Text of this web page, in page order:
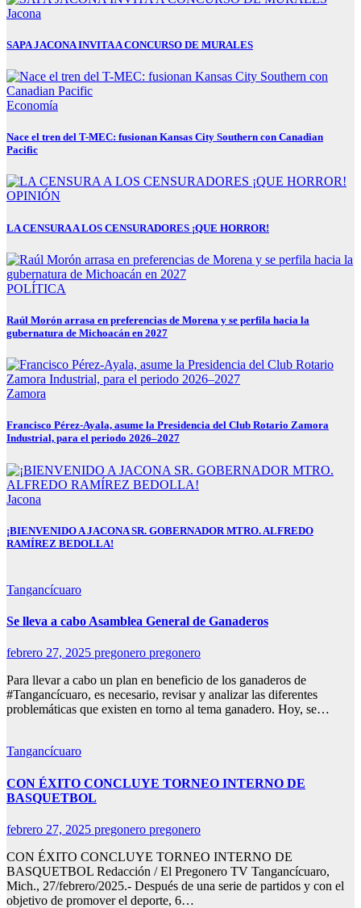
Jacona
SAPA JACONA INVITA A CONCURSO DE MURALES
Economía
Nace el tren del T-MEC: fusionan Kansas City Southern con Canadian
Pacific
OPINIÓN
LA CENSURA A LOS CENSURADORES ¡QUE HORROR!
POLÍTICA
Raúl Morón arrasa en preferencias de Morena y se perfila hacia la
gubernatura de Michoacán en 2027
Zamora
Francisco Pérez-Ayala, asume la Presidencia del Club Rotario Zamora
Industrial, para el periodo 2026–2027
Jacona
¡BIENVENIDO A JACONA SR. GOBERNADOR MTRO. ALFREDO
RAMÍREZ BEDOLLA!
Tangancícuaro
Se lleva a cabo Asamblea General de Ganaderos
febrero 27, 2025 pregonero pregonero
Para llevar a cabo un plan en beneficio de los ganaderos de
#Tangancícuaro, es necesario, revisar y analizar las diferentes
problemáticas que existen en torno al tema ganadero. Hoy, se…
Tangancícuaro
CON ÉXITO CONCLUYE TORNEO INTERNO DE
BASQUETBOL
febrero 27, 2025 pregonero pregonero
CON ÉXITO CONCLUYE TORNEO INTERNO DE
BASQUETBOL Redacción / El Pregonero TV Tangancícuaro,
Mich., 27/febrero/2025.- Después de una serie de partidos y con el
objetivo de promover el deporte, 6…